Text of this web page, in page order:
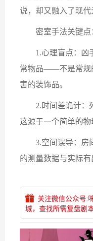
说，却又融入了现代
密室手法关键点
1.心理盲点：凶手
常物品——不是常规
害的装饰品。
2.时间差诡计：死
这源于一个简单的物
3.空间误导：房间
的测量数据与实际有
关注微信公众号:
城，查找所需复盘剧本